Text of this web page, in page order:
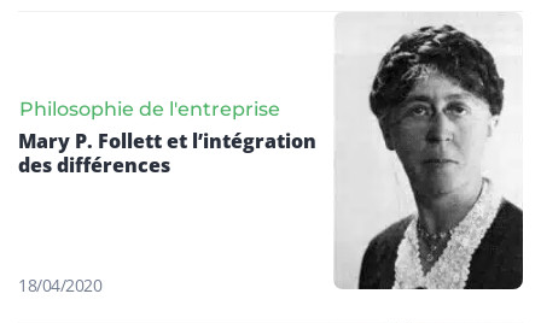
Philosophie de l'entreprise
Mary P. Follett et l’intégration
des différences
18/04/2020